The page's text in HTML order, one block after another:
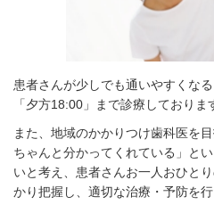
患者さんが少しでも通いやすくな
「夕方18:00」まで診療しておりま
また、地域のかかりつけ歯科医を
ちゃんと分かってくれている」と
いと考え、患者さんお一人おひと
かり把握し、適切な治療・予防を行